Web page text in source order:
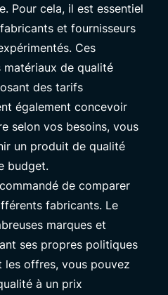
Pour cela, il est essentiel
fabricants et fournisseurs
. Ces
de qualité
des tarifs
également concevoir
selon vos besoins, vous
un produit de qualité
budget.
de comparer
fabricants. Le
marques et
ses propres politiques
les offres, vous pouvez
à un prix